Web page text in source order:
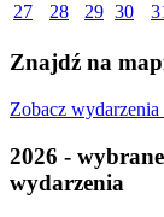
27
28 29 30
Znajdź na
Zobacz wydarzenia
2026 - wybrane
wydarzenia